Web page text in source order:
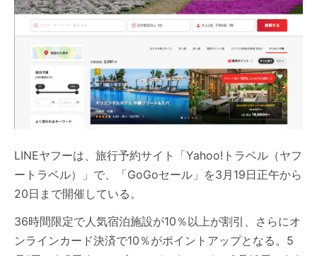
LINEヤフーは、旅行予約サイト「Yahoo!トラベル（ヤフ
ートラベル）」で、「GoGoセール」を3月19日正午から
20日まで開催している。
36時間限定で人気宿泊施設が10％以上が割引、さらにオ
ンラインカード決済で10％がポイントアップとなる。5